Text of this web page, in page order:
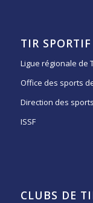
TIR
Ligue régionale de
Office des sports
Direction des
ISSF
CLUBS DE